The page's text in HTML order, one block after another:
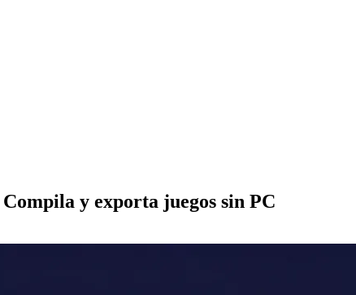
y exporta juegos sin PC